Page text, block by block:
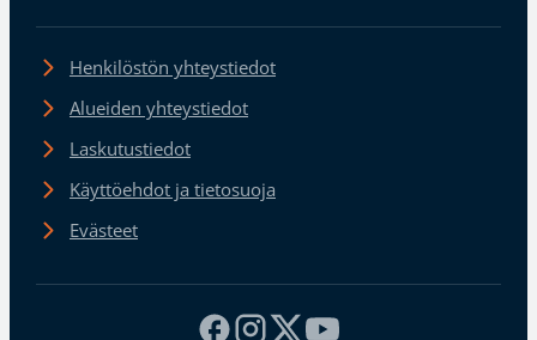
Henkilöstön yhteystiedot
Alueiden yhteystiedot
Laskutustiedot
Käyttöehdot ja tietosuoja
Evästeet